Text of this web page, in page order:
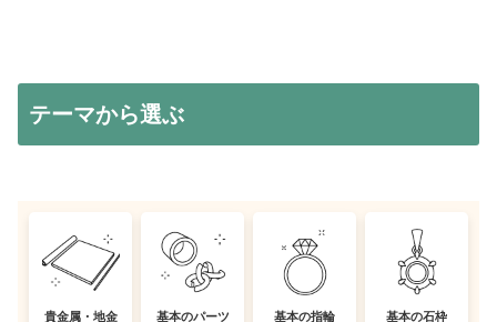
テーマから選ぶ
貴金属・地金 基本のパーツ 基本の指輪 基本の石枠